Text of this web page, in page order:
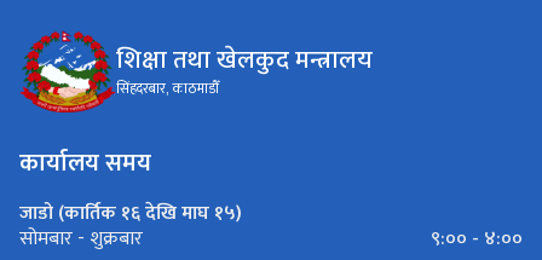
शिक्षा तथा खेलकुद मन्त्रालय
सिंहदरबार, काठमाडौँ
कार्यालय समय
जाडो (कार्तिक १६ देखि माघ १५)
सोमबार - शुक्रबार
९:०० - ४:००